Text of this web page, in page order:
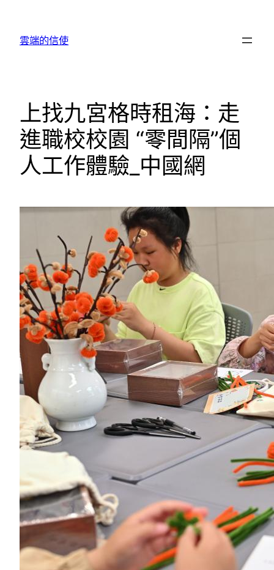
雲端的信使
上找九宮格時租海：走
進職校校園 “零間隔”個
人工作體驗_中國網